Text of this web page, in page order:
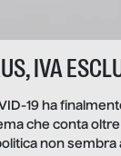
IVA
19 ha
che conta
non